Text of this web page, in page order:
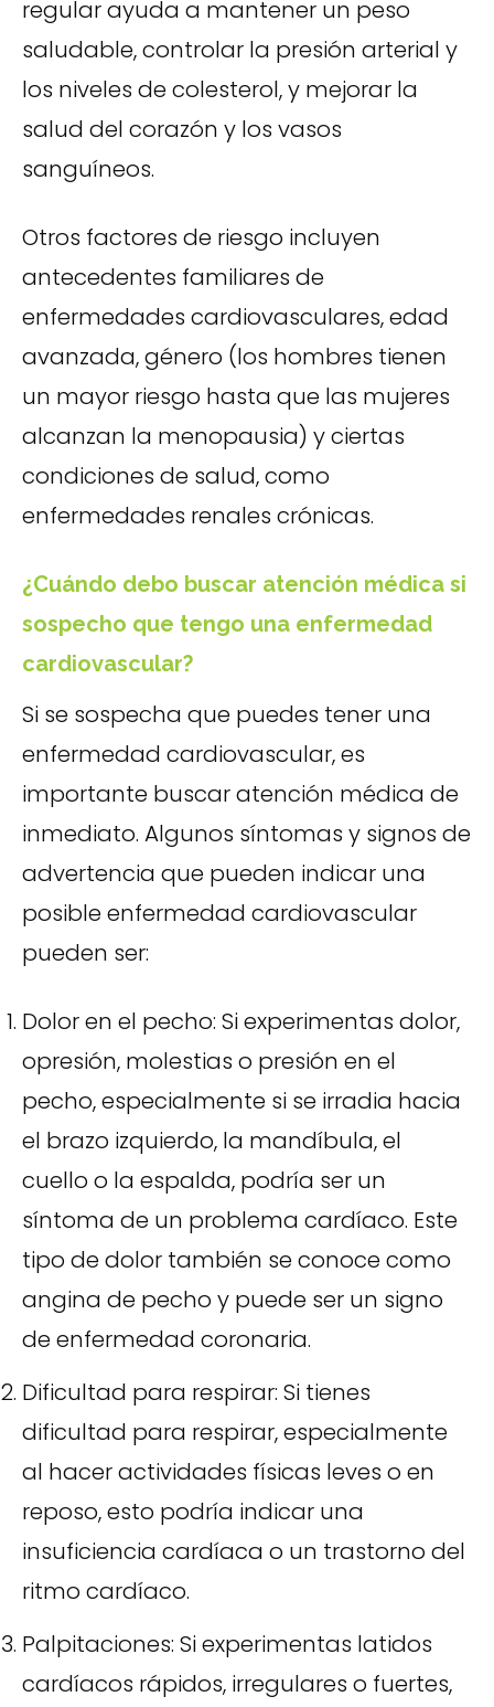
regular ayuda a mantener un peso
saludable, controlar la presión arterial y
los niveles de colesterol, y mejorar la
salud del corazón y los vasos
sanguíneos.
Otros factores de riesgo incluyen
antecedentes familiares de
enfermedades cardiovasculares, edad
avanzada, género (los hombres tienen
un mayor riesgo hasta que las mujeres
alcanzan la menopausia) y ciertas
condiciones de salud, como
enfermedades renales crónicas.
¿Cuándo debo buscar atención médica si
sospecho que tengo una enfermedad
cardiovascular?
Si se sospecha que puedes tener una
enfermedad cardiovascular, es
importante buscar atención médica de
inmediato. Algunos síntomas y signos de
advertencia que pueden indicar una
posible enfermedad cardiovascular
pueden ser:
Dolor en el pecho: Si experimentas dolor,
opresión, molestias o presión en el
pecho, especialmente si se irradia hacia
el brazo izquierdo, la mandíbula, el
cuello o la espalda, podría ser un
síntoma de un problema cardíaco. Este
tipo de dolor también se conoce como
angina de pecho y puede ser un signo
de enfermedad coronaria.
Dificultad para respirar: Si tienes
dificultad para respirar, especialmente
al hacer actividades físicas leves o en
reposo, esto podría indicar una
insuficiencia cardíaca o un trastorno del
ritmo cardíaco.
Palpitaciones: Si experimentas latidos
cardíacos rápidos, irregulares o fuertes,